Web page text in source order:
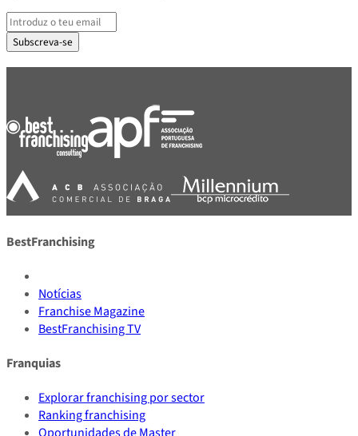
Subscreva-se
BestFranchising
Notícias
Franchise Magazine
BestFranchising TV
Franquias
Explorar franchising por sector
Ranking franchising